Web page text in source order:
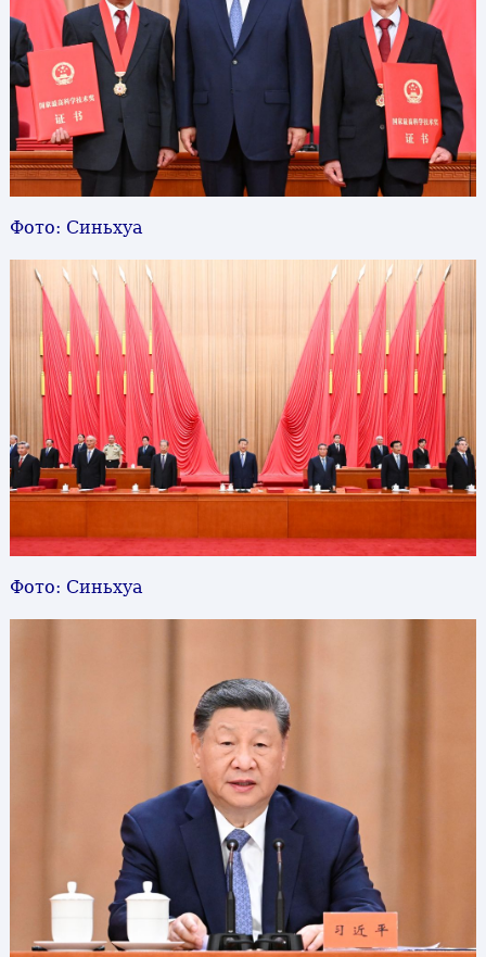
Фото: Синьхуа
Фото: Синьхуа